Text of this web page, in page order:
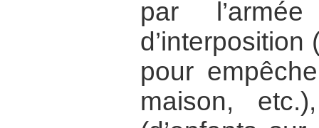
par
d’interposition
pour
maison,